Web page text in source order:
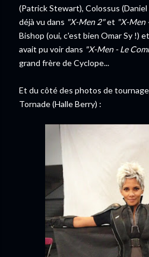
(Patrick Stewart), Colossus
déjà vu dans "X-Men 2"et "X-Men
Bishop (oui, c'est bien Omar Sy !)
avait pu voir dans "X-Men - Le
grand frère de Cyclope...
Et du côté des photos de
Tornade (Halle Berry) :